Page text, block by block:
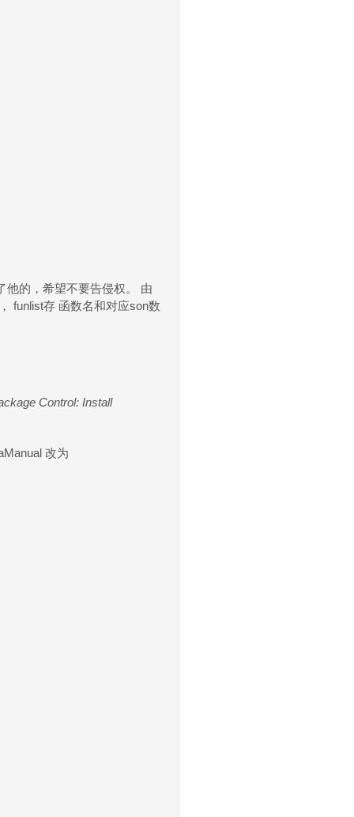
他的，希望不要告侵权。 由
funlist存 函数名和对应son数
Control: Install
改为